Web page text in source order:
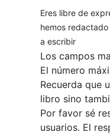
Eres libre de
hemos
a escribir
Los campos
El número
Recuerda que
libro sino
Por favor sé
usuarios. El